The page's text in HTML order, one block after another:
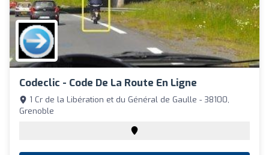
Codeclic - Code De La Route En Ligne
1 Cr de la Libération et du Général de Gaulle - 38100,
Grenoble